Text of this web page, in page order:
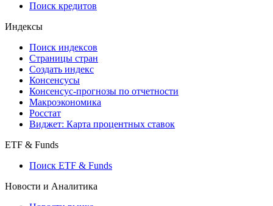
Поиск кредитов
Индексы
Поиск индексов
Страницы стран
Создать индекс
Консенсусы
Консенсус-прогнозы по отчетности
Макроэкономика
Росстат
Виджет: Карта процентных ставок
ETF & Funds
Поиск ETF & Funds
Новости и Аналитика